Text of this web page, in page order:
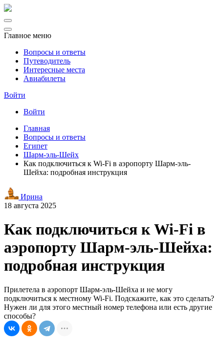
Главное меню
Вопросы и ответы
Путеводитель
Интересные места
Авиабилеты
Войти
Войти
Главная
Вопросы и ответы
Египет
Шарм-эль-Шейх
Как подключиться к Wi-Fi в аэропорту Шарм-эль-
Шейха: подробная инструкция
Ирина
18 августа 2025
Как подключиться к Wi-Fi в
аэропорту Шарм-эль-Шейха:
подробная инструкция
Прилетела в аэропорт Шарм-эль-Шейха и не могу
подключиться к местному Wi-Fi. Подскажите, как это сделать?
Нужен ли для этого местный номер телефона или есть другие
способы?